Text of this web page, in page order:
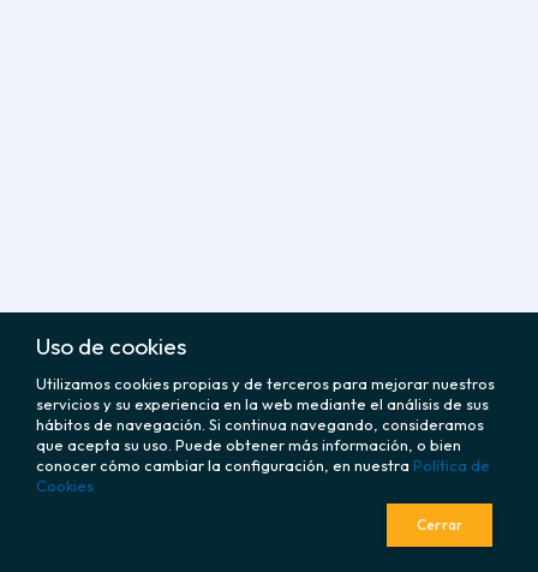
CORPORATIVO policy
Uso de cookies
Utilizamos cookies propias y de terceros para mejorar nuestros
servicios y su experiencia en la web mediante el análisis de sus
hábitos de navegación. Si continua navegando, consideramos
que acepta su uso. Puede obtener más información, o bien
conocer cómo cambiar la configuración, en nuestra Política de
Cookies
Cerrar